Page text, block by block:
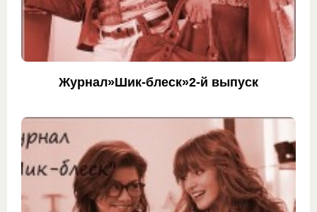
Журнал»Шик-блеск»2-й выпуск